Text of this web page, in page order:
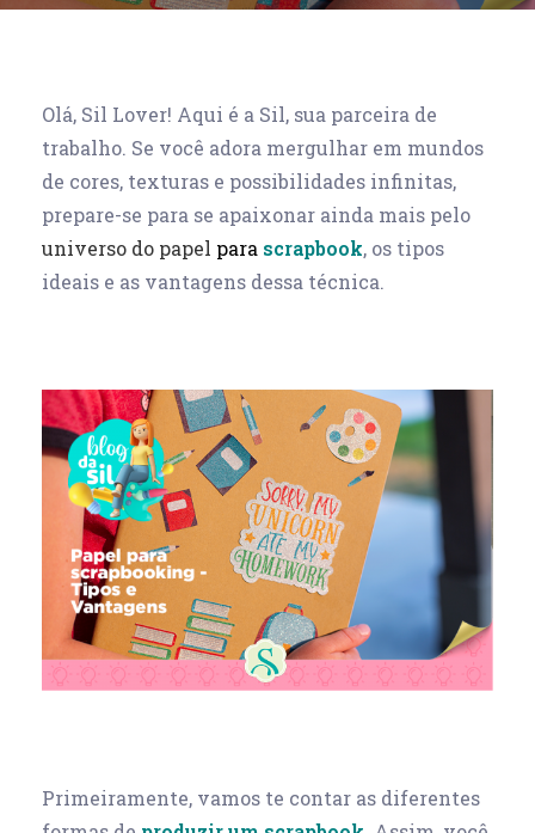
Olá, Sil Lover! Aqui é a Sil, sua parceira de
trabalho. Se você adora mergulhar em mundos
de cores, texturas e possibilidades infinitas,
prepare-se para se apaixonar ainda mais pelo
universo do papel para scrapbook, os tipos
ideais e as vantagens dessa técnica.
Primeiramente, vamos te contar as diferentes